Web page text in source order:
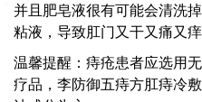
并且肥皂液很有可能会清洗
粘液，导致肛门又干又痛又痒
温馨提醒：痔疮患者应选用
疗品， 李防御五痔方肛痔冷